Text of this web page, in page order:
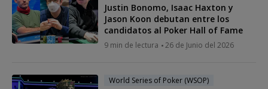
Justin Bonomo, Isaac Haxton y
Jason Koon debutan entre los
candidatos al Poker Hall of Fame
9 min de lectura 26 de Junio del 2026
World Series of Poker (WSOP)